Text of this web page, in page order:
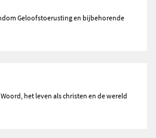
Geloofstoerusting en bijbehorende
het leven als christen en de wereld